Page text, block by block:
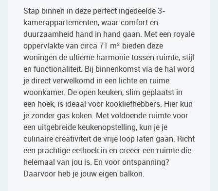
Stap binnen in deze perfect ingedeelde 3-
kamerappartementen, waar comfort en
duurzaamheid hand in hand gaan. Met een royale
oppervlakte van circa 71 m² bieden deze
woningen de ultieme harmonie tussen ruimte, stijl
en functionaliteit. Bij binnenkomst via de hal word
je direct verwelkomd in een lichte en ruime
woonkamer. De open keuken, slim geplaatst in
een hoek, is ideaal voor kookliefhebbers. Hier kun
je zonder gas koken. Met voldoende ruimte voor
een uitgebreide keukenopstelling, kun je je
culinaire creativiteit de vrije loop laten gaan. Richt
een prachtige eethoek in en creëer een ruimte die
helemaal van jou is. En voor ontspanning?
Daarvoor heb je jouw eigen balkon.